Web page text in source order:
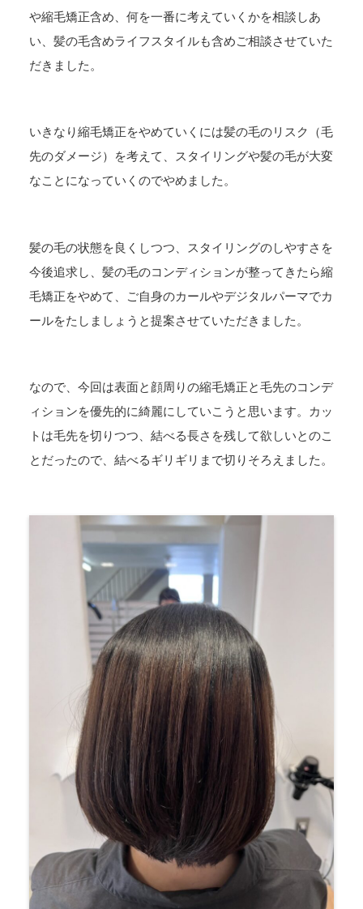
や縮毛矯正含め、何を一番に考えていくかを相談しあ
い、髪の毛含めライフスタイルも含めご相談させていた
だきました。
いきなり縮毛矯正をやめていくには髪の毛のリスク（毛
先のダメージ）を考えて、スタイリングや髪の毛が大変
なことになっていくのでやめました。
髪の毛の状態を良くしつつ、スタイリングのしやすさを
今後追求し、髪の毛のコンディションが整ってきたら縮
毛矯正をやめて、ご自身のカールやデジタルパーマでカ
ールをたしましょうと提案させていただきました。
なので、今回は表面と顔周りの縮毛矯正と毛先のコンデ
ィションを優先的に綺麗にしていこうと思います。カッ
トは毛先を切りつつ、結べる長さを残して欲しいとのこ
とだったので、結べるギリギリまで切りそろえました。